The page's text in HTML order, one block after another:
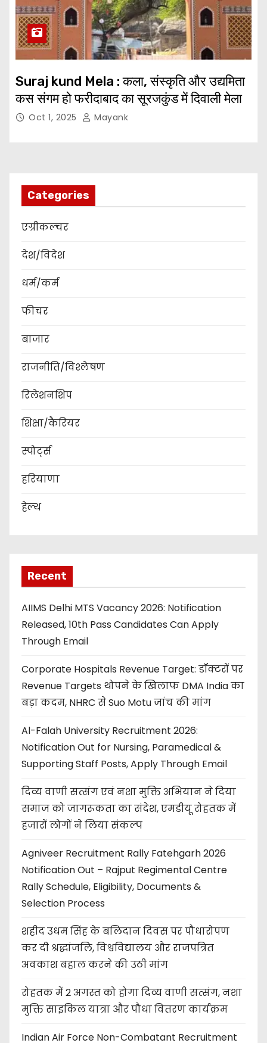
Suraj kund Mela : कला, संस्कृति और उद्यमिता
कस संगम हो फरीदाबाद का सूरजकुंड में दिवाली मेला
Oct 1, 2025 Mayank
Categories
एग्रीकल्चर
देश/विदेश
धर्म/कर्म
फीचर
बाजार
राजनीति/विश्लेषण
रिलेशनशिप
शिक्षा/कैरियर
स्पोर्ट्स
हरियाणा
हेल्थ
Recent
AIIMS Delhi MTS Vacancy 2026: Notification
Released, 10th Pass Candidates Can Apply
Through Email
Corporate Hospitals Revenue Target: डॉक्टरों पर
Revenue Targets थोपने के खिलाफ DMA India का
बड़ा कदम, NHRC से Suo Motu जांच की मांग
Al-Falah University Recruitment 2026:
Notification Out for Nursing, Paramedical &
Supporting Staff Posts, Apply Through Email
दिव्य वाणी सत्संग एवं नशा मुक्ति अभियान ने दिया
समाज को जागरूकता का संदेश, एमडीयू रोहतक में
हजारों लोगों ने लिया संकल्प
Agniveer Recruitment Rally Fatehgarh 2026
Notification Out – Rajput Regimental Centre
Rally Schedule, Eligibility, Documents &
Selection Process
शहीद उधम सिंह के बलिदान दिवस पर पौधारोपण
कर दी श्रद्धांजलि, विश्वविद्यालय और राजपत्रित
अवकाश बहाल करने की उठी मांग
रोहतक में 2 अगस्त को होगा दिव्य वाणी सत्संग, नशा
मुक्ति साइकिल यात्रा और पौधा वितरण कार्यक्रम
Indian Air Force Non-Combatant Recruitment